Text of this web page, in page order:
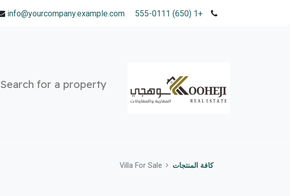
+1 (650) 555-0111
info@yourcompany.example.com
Search for a property
كافة المنتجات Villa For Sale